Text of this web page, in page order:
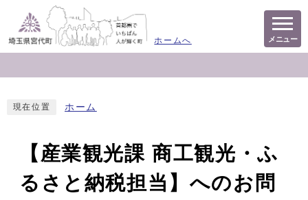
ホームへ メニュー
現在位置 ホーム
【産業観光課 商工観光・ふ
るさと納税担当】へのお問